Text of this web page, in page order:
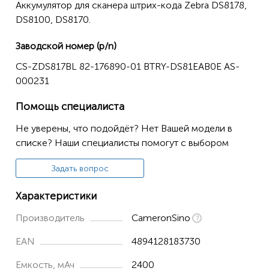
Аккумулятор для сканера штрих-кода Zebra DS8178,
DS8100, DS8170.
Заводской номер (p/n)
CS-ZDS817BL 82-176890-01 BTRY-DS81EAB0E AS-
000231
Помощь специалиста
Не уверены, что подойдёт? Нет Вашей модели в
списке? Наши специалисты помогут с выбором
Задать вопрос
Характеристики
Производитель CameronSino
EAN 4894128183730
Емкость, мАч 2400